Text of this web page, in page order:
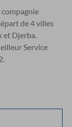
de 4 villes
et Djerba.
Service